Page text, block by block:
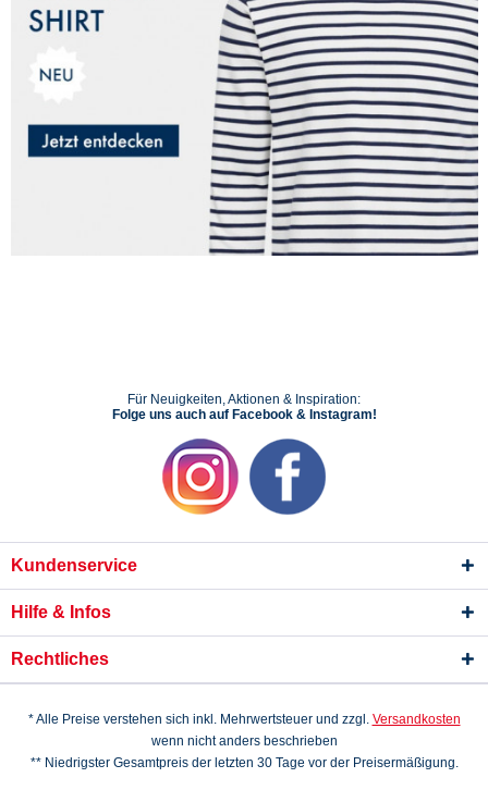
Für Neuigkeiten, Aktionen & Inspiration:
Folge uns auch auf Facebook & Instagram!
Kundenservice
Hilfe & Infos
Rechtliches
* Alle Preise verstehen sich inkl. Mehrwertsteuer und zzgl. Versandkosten
wenn nicht anders beschrieben
** Niedrigster Gesamtpreis der letzten 30 Tage vor der Preisermäßigung.